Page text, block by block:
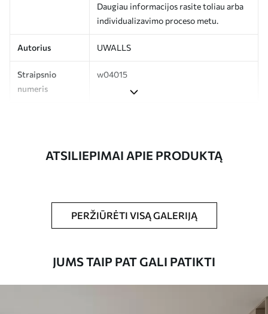
Daugiau informacijos rasite toliau arba
individualizavimo proceso metu.
Autorius UWALLS
Straipsnio
numeris
w04015
Tapetus galima švelniai valyti minkšta
kempine. Lakuotus tapetus galima valyti
Taikymo būdas Sklandus taikymas
ATSILIEPIMAI APIE PRODUKTĄ
PERŽIŪRĖTI VISĄ GALERIJĄ
JUMS TAIP PAT GALI PATIKTI